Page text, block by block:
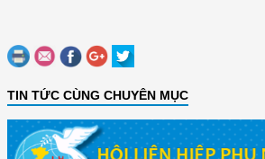
TIN TỨC CÙNG CHUYÊN MỤC